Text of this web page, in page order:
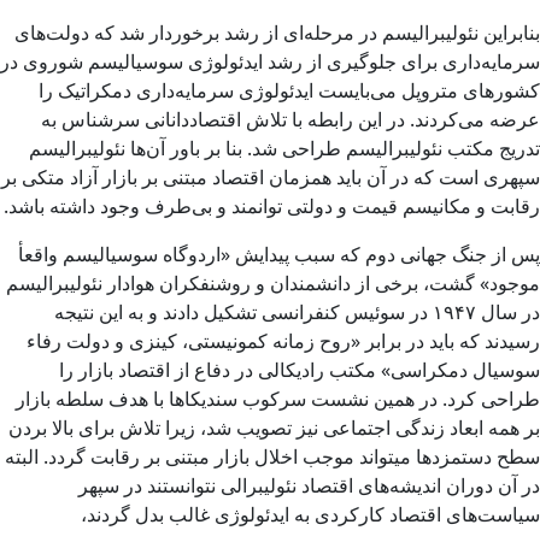
بنابراین نئولیبرالیسم در مرحله‌ای از رشد برخوردار شد که دولت‌های
سرمایه‌داری برای جلوگیری از رشد ایدئولوژی سوسیالیسم شوروی در
کشورهای متروپل می‌بایست ایدئولوژی سرمایه‌‌داری دمکراتیک را
عرضه می‌کردند. در این رابطه با تلاش اقتصاددانانی سرشناس به
تدریج مکتب نئولیبرالیسم طراحی شد. بنا بر باور آن‌ها نئولیبرالیسم
سپهری است که در آن باید همزمان اقتصاد مبتنی بر بازار آزاد متکی بر
رقابت و مکانیسم قیمت و دولتی توانمند و بی‌طرف وجود داشته باشد.
پس از جنگ جهانی دوم که سبب پیدایش «اردوگاه سوسیالیسم واقعأ
موجود» گشت، برخی از دانشمندان و روشنفکران هوادار نئولیبرالیسم
در سال ۱۹۴۷ در سوئیس کنفرانسی تشکیل دادند و به این نتیجه
رسیدند که باید در برابر «روح زمانه کمونیستی، کینزی و دولت رفاء
سوسیال دمکراسی» مکتب رادیکالی در دفاع از اقتصاد بازار را
طراحی کرد. در همین نشست سرکوب سندیکاها با هدف سلطه بازار
بر همه ابعاد زندگی اجتماعی نیز تصویب شد، زیرا تلاش برای بالا بردن
سطح دستمزدها میتواند موجب اخلال بازار مبتنی بر رقابت گردد. البته
در آن دوران اندیشه‌های اقتصاد نئولیبرالی نتوانستند در سپهر
سیاست‌های اقتصاد کارکردی به ایدئولوژی غالب بدل گردند،